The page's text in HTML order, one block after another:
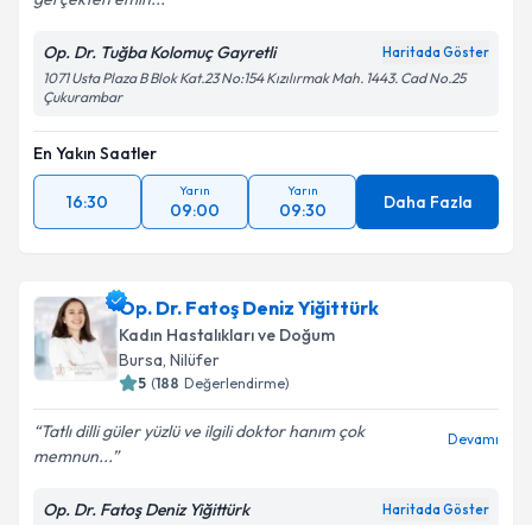
Op. Dr. Tuğba Kolomuç Gayretli Haritada Göster
1071 Usta Plaza B Blok Kat.23 No:154 Kızılırmak Mah. 1443. Cad No.25
Çukurambar
En Yakın Saatler
16:30
Yarın
09:00
Yarın
09:30 Daha Fazla
Op. Dr. Fatoş Deniz Yiğittürk
Kadın Hastalıkları ve Doğum
Bursa, Nilüfer
5 (188 Değerlendirme)
Tatlı dilli güler yüzlü ve ilgili doktor hanım çok
memnun...
Devamı
Op. Dr. Fatoş Deniz Yiğittürk Haritada Göster